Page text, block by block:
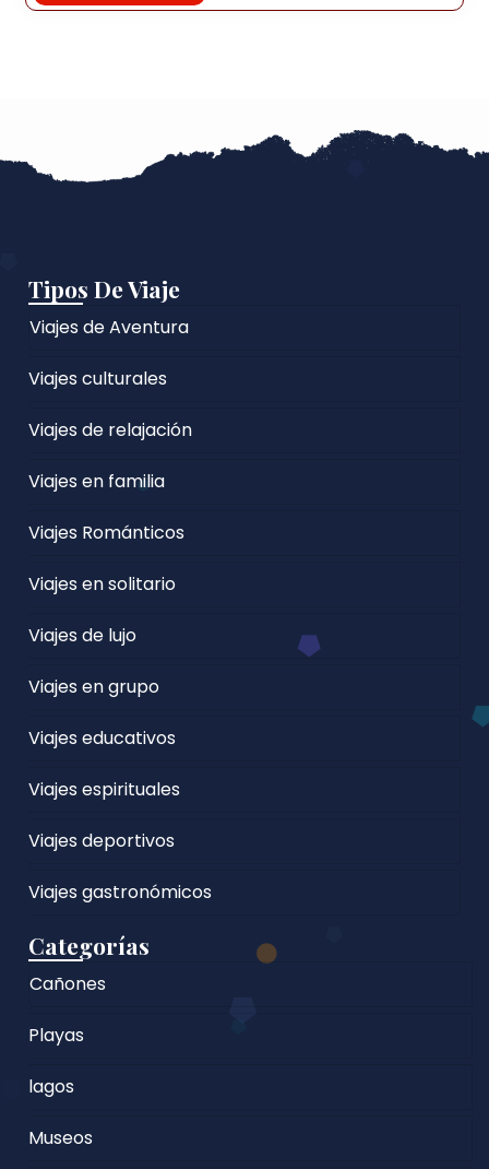
Tipos De Viaje
Viajes de Aventura
Viajes culturales
Viajes de relajación
Viajes en familia
Viajes Románticos
Viajes en solitario
Viajes de lujo
Viajes en grupo
Viajes educativos
Viajes espirituales
Viajes deportivos
Viajes gastronómicos
Categorías
Cañones
Playas
lagos
Museos